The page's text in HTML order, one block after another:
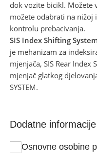
dok vozite bicikl. Možete
možete odabrati na nižoj
kontrolu prebacivanja.
SIS Index Shifting
je mehanizam za
mjenjača, SIS Rear Index
mjenjač glatkog
SYSTEM.
Dodatne informacije
Osnovne osobine